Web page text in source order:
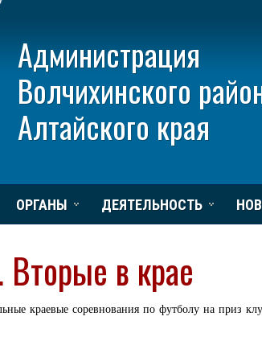
Администрация
Волчихинского
Алтайского края
ОРГАНЫ ДЕЯТЕЛЬНОСТЬ
Вторые в крае
краевые соревнования по футболу на приз